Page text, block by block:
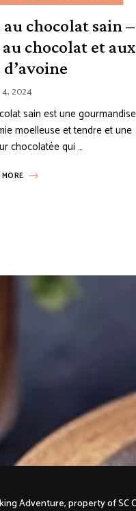
chocolat sain –
chocolat et aux
4, 2024
sain est une gourmandise
moelleuse et tendre et une
chocolatée qui …
Adventure, property of SC